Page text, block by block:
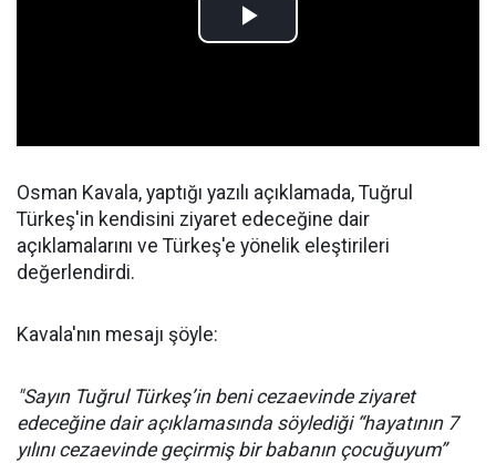
Osman Kavala, yaptığı yazılı açıklamada, Tuğrul
Türkeş'in kendisini ziyaret edeceğine dair
açıklamalarını ve Türkeş'e yönelik eleştirileri
değerlendirdi.
Kavala'nın mesajı şöyle:
"Sayın Tuğrul Türkeş’in beni cezaevinde ziyaret
edeceğine dair açıklamasında söylediği “hayatının 7
yılını cezaevinde geçirmiş bir babanın çocuğuyum”